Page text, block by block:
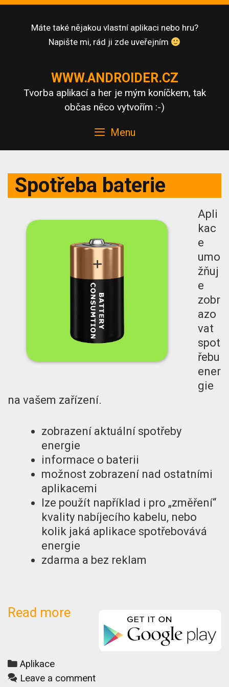
Skip
content
Máte také nějakou vlastní aplikaci nebo hru?
Napište mi, rád ji zde uveřejním
WWW.ANDROIDER.CZ
Tvorba aplikací a her je mým koníčkem, tak
občas něco vytvořím :-)
Menu
Spotřeba baterie
Apli
kac
e
umo
žňuj
e
zobr
azo
vat
spot
řebu
ener
gie
na vašem zařízení.
zobrazení aktuální spotřeby
energie
informace o baterii
možnost zobrazení nad ostatními
aplikacemi
lze použít například i pro „změření“
kvality nabíjecího kabelu, nebo
kolik jaká aplikace spotřebovává
energie
zdarma a bez reklam
Read moreSpotřeba
baterie
Categories
Aplikace
Leave a comment